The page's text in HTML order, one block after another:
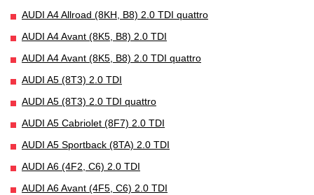
AUDI A4 Allroad (8KH, B8) 2.0 TDI quattro
AUDI A4 Avant (8K5, B8) 2.0 TDI
AUDI A4 Avant (8K5, B8) 2.0 TDI quattro
AUDI A5 (8T3) 2.0 TDI
AUDI A5 (8T3) 2.0 TDI quattro
AUDI A5 Cabriolet (8F7) 2.0 TDI
AUDI A5 Sportback (8TA) 2.0 TDI
AUDI A6 (4F2, C6) 2.0 TDI
AUDI A6 Avant (4F5, C6) 2.0 TDI